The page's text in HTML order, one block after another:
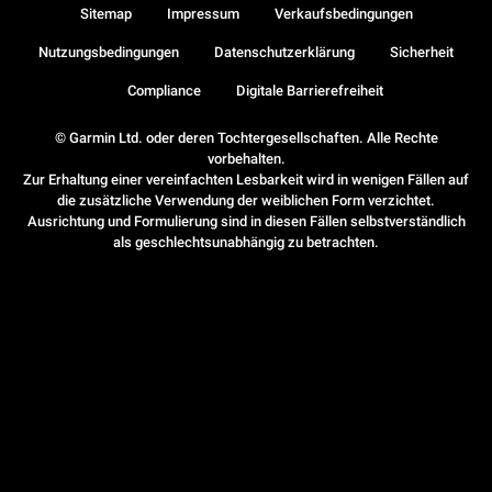
© Garmin Ltd. oder deren Tochtergesellschaften. Alle Rechte
vorbehalten.
Zur Erhaltung einer vereinfachten Lesbarkeit wird in wenigen Fällen auf
die zusätzliche Verwendung der weiblichen Form verzichtet.
Ausrichtung und Formulierung sind in diesen Fällen selbstverständlich
als geschlechtsunabhängig zu betrachten.
Sitemap Impressum Verkaufsbedingungen
Nutzungsbedingungen Datenschutzerklärung Sicherheit
Compliance Digitale Barrierefreiheit